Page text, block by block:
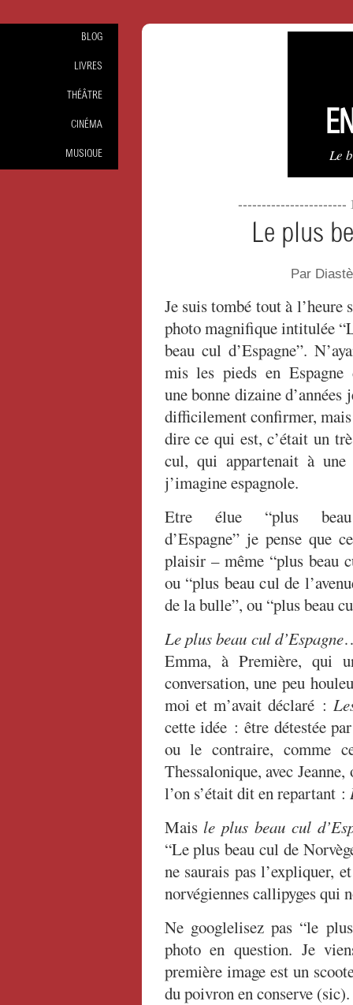
Le
-----------------------
Le plus
Par
Je suis tombé tout à l’heure
photo magnifique intitulée
beau cul d’Espagne”.
mis les pieds en Espagne
une bonne dizaine d’années
difficilement confirmer,
dire ce qui est, c’était un
cul, qui appartenait à une
j’imagine espagnole.
Etre élue “plus
d’Espagne” je pense que
plaisir – même “plus beau
ou “plus beau cul de
de la bulle”, ou “plus beau
Le plus beau cul d’Espagne
Emma, à Première, qui
conversation, une peu
moi et m’avait déclaré :
cette idée : être détestée
ou le contraire, comme
Thessalonique, avec
l’on s’était dit en repartant :
Mais le plus beau cul
“Le plus beau cul de
ne saurais pas l’expliquer,
norvégiennes callipyges qui
Ne googlelisez pas “le
photo en question. Je
première image est un
du poivron en conserve
BLOG
LIVRES
THÉÂTRE
CINÉMA
MUSIQUE